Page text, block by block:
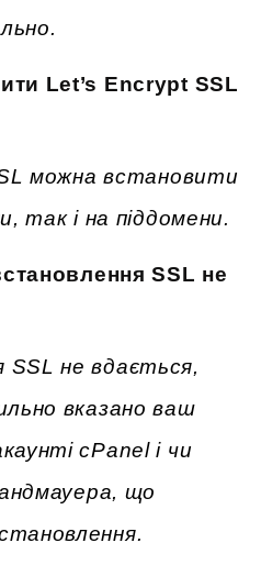
Let’s Encrypt SSL
можна встановити
так і на піддомени.
SSL не
не вдається,
вказано ваш
cPanel і чи
що